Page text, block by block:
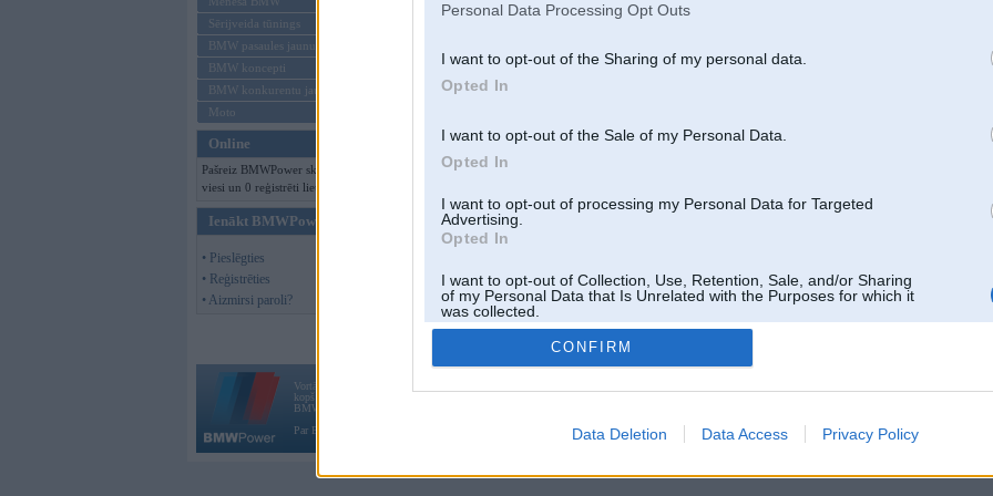
Personal Data Processing Opt Outs
I want to opt-out of the Sharing of my personal data.
Opted In
I want to opt-out of the Sale of my Personal Data.
Opted In
I want to opt-out of processing my Personal Data for Targeted
Advertising.
Opted In
I want to opt-out of Collection, Use, Retention, Sale, and/or Sharing
of my Personal Data that Is Unrelated with the Purposes for which it
was collected.
Opted Out
CONFIRM
Data Deletion Data Access Privacy Policy
Sērijveida tūnings
BMW pasaules jaunumi
BMW koncepti
BMW konkurentu jaunumi
Moto
Online
Pašreiz BMWPower skatās 155
viesi un 0 reģistrēti lietotāji.
Ienākt BMWPower
• Pieslēgties
• Reģistrēties
• Aizmirsi paroli?
Vortāls BMWPower.lv darbojas
kopš 2002. gada 14. maija. Tas nav auto klubs un nav saistīts ar
BMW AG.
Par BMWPower